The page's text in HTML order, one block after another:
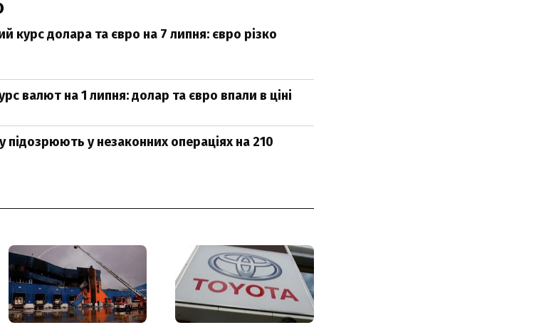
курс долара та євро на 7 липня: євро різко
валют на 1 липня: долар та євро впали в ціні
підозрюють у незаконних операціях на 210